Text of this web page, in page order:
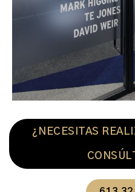
¿NECESITAS